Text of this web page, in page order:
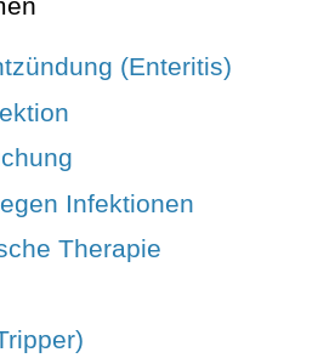
(Enteritis)
Infektionen
Therapie